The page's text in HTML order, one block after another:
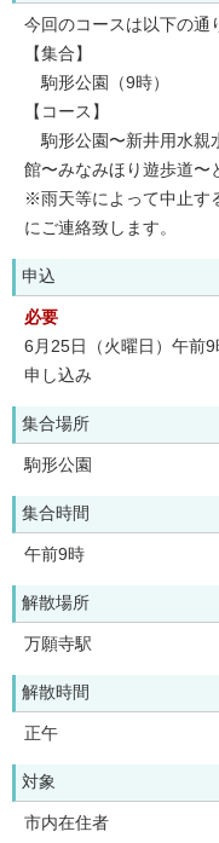
今回のコースは以下の通
【集合】
駒形公園（9時）
【コース】
駒形公園〜新井用水親
館〜みなみほり遊歩道〜
※雨天等によって中止す
にご連絡致します。
申込
必要
6月25日（火曜日）午前
申し込み
集合場所
駒形公園
集合時間
午前9時
解散場所
万願寺駅
解散時間
正午
対象
市内在住者